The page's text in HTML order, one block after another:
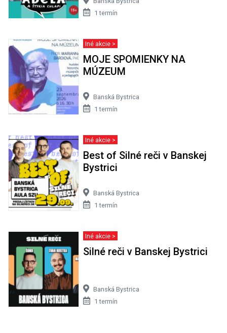
1 termín
Iné akcie >
MOJE SPOMIENKY NA
MÚZEUM
Banská Bystrica
1 termín
Iné akcie >
Best of Silné reči v Banskej
Bystrici
Banská Bystrica
1 termín
Iné akcie >
Silné reči v Banskej Bystrici
Banská Bystrica
1 termín